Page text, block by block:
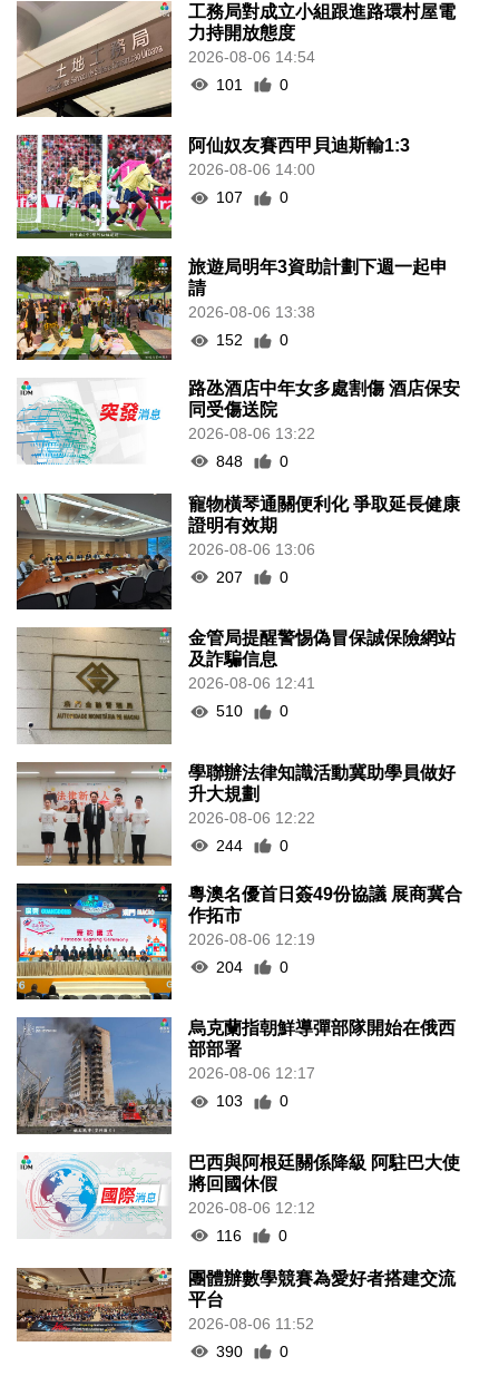
工務局對成立小組跟進路環村屋電
力持開放態度
2026-08-06 14:54
101
0
阿仙奴友賽西甲貝迪斯輸1:3
2026-08-06 14:00
107
0
旅遊局明年3資助計劃下週一起申
請
2026-08-06 13:38
152
0
路氹酒店中年女多處割傷 酒店保安
同受傷送院
2026-08-06 13:22
848
0
寵物橫琴通關便利化 爭取延長健康
證明有效期
2026-08-06 13:06
207
0
金管局提醒警惕偽冒保誠保險網站
及詐騙信息
2026-08-06 12:41
510
0
學聯辦法律知識活動冀助學員做好
升大規劃
2026-08-06 12:22
244
0
粵澳名優首日簽49份協議 展商冀合
作拓市
2026-08-06 12:19
204
0
烏克蘭指朝鮮導彈部隊開始在俄西
部部署
2026-08-06 12:17
103
0
巴西與阿根廷關係降級 阿駐巴大使
將回國休假
2026-08-06 12:12
116
0
團體辦數學競賽為愛好者搭建交流
平台
2026-08-06 11:52
390
0